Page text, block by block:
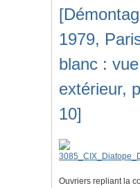
1979,
blanc :
extérieur,
10]
Ouvriers repliant la